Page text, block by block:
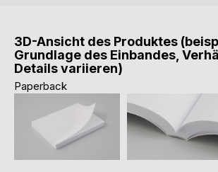
3D-Ansicht des Produktes
Grundlage des Einbandes,
Details variieren)
Paperback